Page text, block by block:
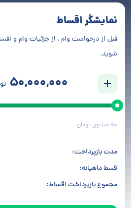
نمایشگر اقساط
قبل از درخواست وام , از جزئیات وام و
شوید.
50,000,000
50 میلیون تومان
مدت بازپرداخت:
قسط ماهیانه:
مجموع بازپرداخت اقساط: